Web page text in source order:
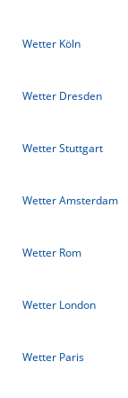
Wetter Köln
Wetter Dresden
Wetter Stuttgart
Wetter Amsterdam
Wetter Rom
Wetter London
Wetter Paris